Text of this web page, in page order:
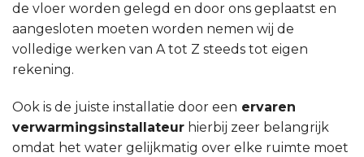
de vloer worden gelegd en door ons geplaatst en
aangesloten moeten worden nemen wij de
volledige werken van A tot Z steeds tot eigen
rekening.
Ook is de juiste installatie door een ervaren
verwarmingsinstallateur hierbij zeer belangrijk
omdat het water gelijkmatig over elke ruimte moet